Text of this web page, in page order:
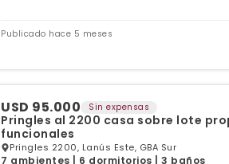
Publicado hace 5 meses
USD 95.000 Sin expensas
Pringles al 2200 casa sobre lote
funcionales
Pringles 2200, Lanús Este, GBA Sur
7 ambientes | 6 dormitorios | 3 baños